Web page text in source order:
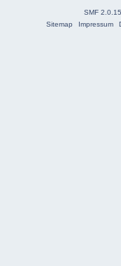
SMF
Sitemap
Impressum